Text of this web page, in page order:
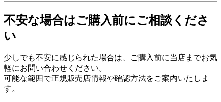
不安な場合はご購入前にご相談くださ
い
少しでも不安に感じられた場合は、ご購入前に当店までお気
軽にお問い合わせください。
可能な範囲で正規販売店情報や確認方法をご案内いたしま
す。